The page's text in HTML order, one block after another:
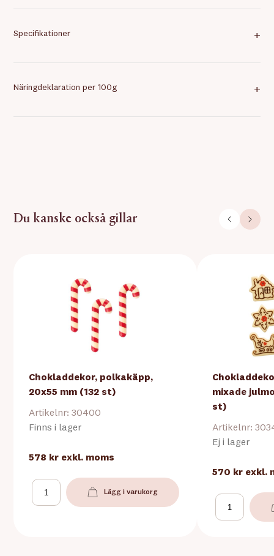
Specifikationer +
Näringdeklaration per 100g +
Du kanske också gillar
Chokladdekor, polkakäpp,
20x55 mm (132 st)
Artikelnr: 30400
Finns i lager
578 kr exkl. moms
Lägg i varukorg
mixade
st)
Artikelnr:
Ej i lager
570 kr exkl.